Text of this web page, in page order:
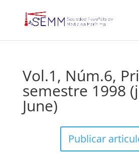
Vol.1, Núm.6,
semestre 1998
June)
Publicar